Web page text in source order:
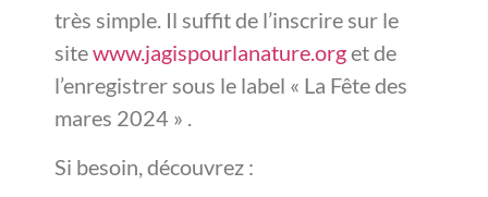
très simple. Il suffit de l’inscrire sur le
sitewww.jagispourlanature.orget de
l’enregistrer sous le label « La Fête des
mares 2024 » .
Si besoin, découvrez :